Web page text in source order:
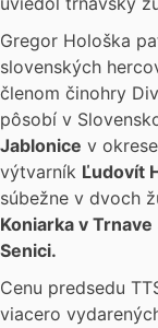
Gregor Hološka
slovenských
členom činohry
pôsobí v
Jablonice v
výtvarník Ľudovít
súbežne v dvoch
Koniarka v Trnave
Senici.
Cenu predsedu
viacero